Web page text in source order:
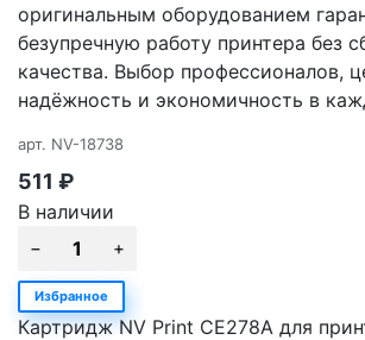
оригинальным оборудованием
безупречную работу принтера без
качества. Выбор профессионалов,
надёжность и экономичность в
арт. NV-18738
511 ₽
В наличии
Избранное
Картридж NV Print CE278A для